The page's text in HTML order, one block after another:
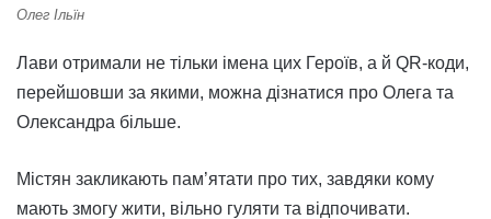
Олег Ільїн
Лави отримали не тільки імена цих Героїв, а й QR-коди,
перейшовши за якими, можна дізнатися про Олега та
Олександра більше.
Містян закликають пам’ятати про тих, завдяки кому
мають змогу жити, вільно гуляти та відпочивати.